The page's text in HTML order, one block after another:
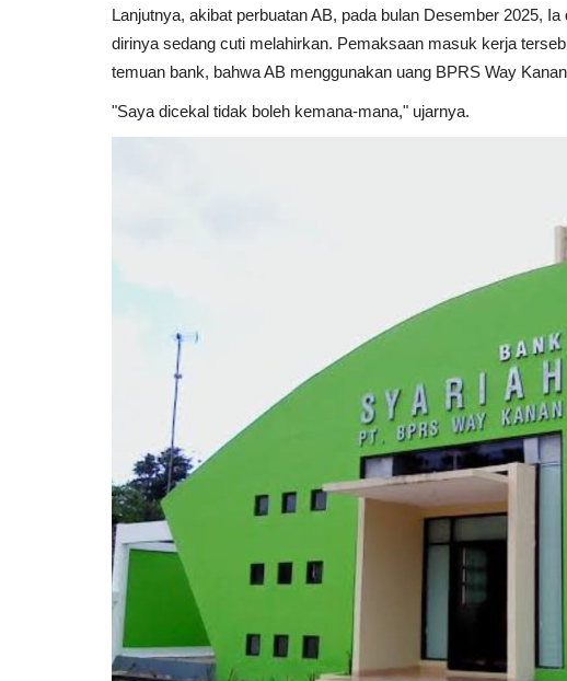
Lanjutnya, akibat perbuatan AB, pada bulan Desember 2025,
dirinya sedang cuti melahirkan. Pemaksaan masuk kerja
temuan bank, bahwa AB menggunakan uang BPRS Way
"Saya dicekal tidak boleh kemana-mana," ujarnya.